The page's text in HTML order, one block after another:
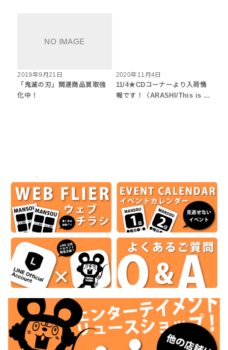
2019年9月21日
「鬼滅の刃」関連商品買取強
化中！
2020年11月4日
11/4★CDコーナーより入荷情
報です！〈ARASHI/This is …